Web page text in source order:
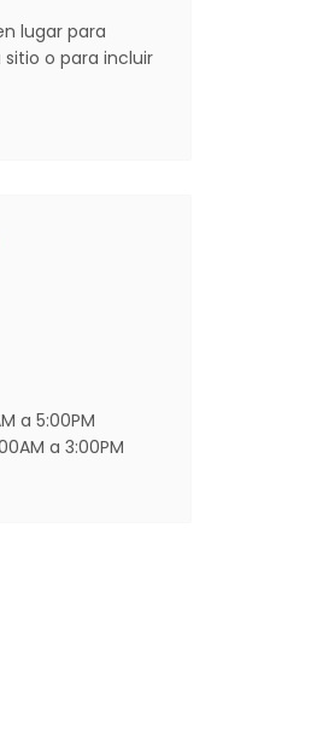
lugar para
o para incluir
a 5:00PM
a 3:00PM